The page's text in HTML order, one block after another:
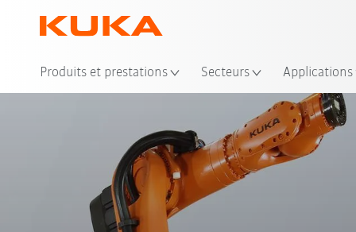
Produits et prestations Secteurs Applications